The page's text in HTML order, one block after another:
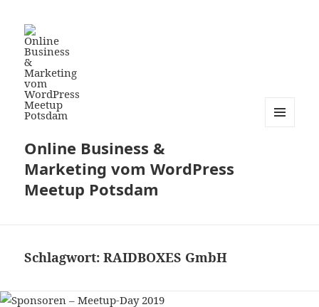
Online Business &
Marketing vom WordPress
Meetup Potsdam
Schlagwort:RAIDBOXES GmbH